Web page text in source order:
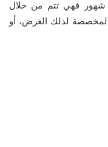
شهور فهي تتم من خلال
المخصصة لذلك الغرض، أو